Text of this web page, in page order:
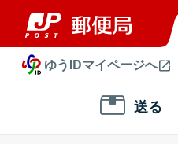
ゆうIDマイページへ
送る